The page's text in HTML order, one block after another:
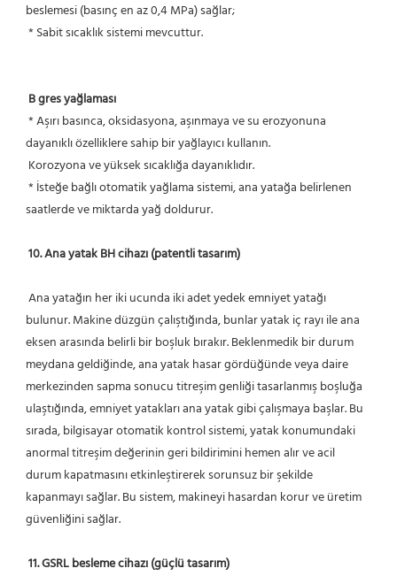
beslemesi (basınç en az 0,4 MPa) sağlar;
* Sabit sıcaklık sistemi mevcuttur.
B gres yağlaması
dayanıklı özelliklere sahip bir yağlayıcı kullanın.
Korozyona ve yüksek sıcaklığa dayanıklıdır.
saatlerde ve miktarda yağ doldurur.
10. Ana yatak BH cihazı (patentli tasarım)
bulunur. Makine düzgün çalıştığında, bunlar yatak iç rayı ile ana
eksen arasında belirli bir boşluk bırakır. Beklenmedik bir durum
meydana geldiğinde, ana yatak hasar gördüğünde veya daire
merkezinden sapma sonucu titreşim genliği tasarlanmış boşluğa
ulaştığında, emniyet yatakları ana yatak gibi çalışmaya başlar. Bu
sırada, bilgisayar otomatik kontrol sistemi, yatak konumundaki
anormal titreşim değerinin geri bildirimini hemen alır ve acil
durum kapatmasını etkinleştirerek sorunsuz bir şekilde
kapanmayı sağlar. Bu sistem, makineyi hasardan korur ve üretim
güvenliğini sağlar.
11. GSRL besleme cihazı (güçlü tasarım)